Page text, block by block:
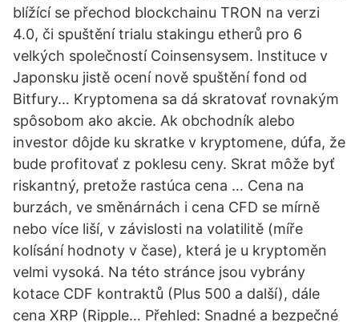
blížící se přechod blockchainu TRON na verzi
4.0, či spuštění trialu stakingu etherů pro 6
velkých společností Coinsensysem. Instituce v
Japonsku jistě ocení nově spuštění fond od
Bitfury… Kryptomena sa dá skratovať rovnakým
spôsobom ako akcie. Ak obchodník alebo
investor dôjde ku skratke v kryptomene, dúfa, že
bude profitovať z poklesu ceny. Skrat môže byť
riskantný, pretože rastúca cena … Cena na
burzách, ve směnárnách i cena CFD se mírně
nebo více liší, v závislosti na volatilitě (míře
kolísání hodnoty v čase), která je u kryptoměn
velmi vysoká. Na této stránce jsou vybrány
kotace CDF kontraktů (Plus 500 a další), dále
cena XRP (Ripple… Přehled: Snadné a bezpečné